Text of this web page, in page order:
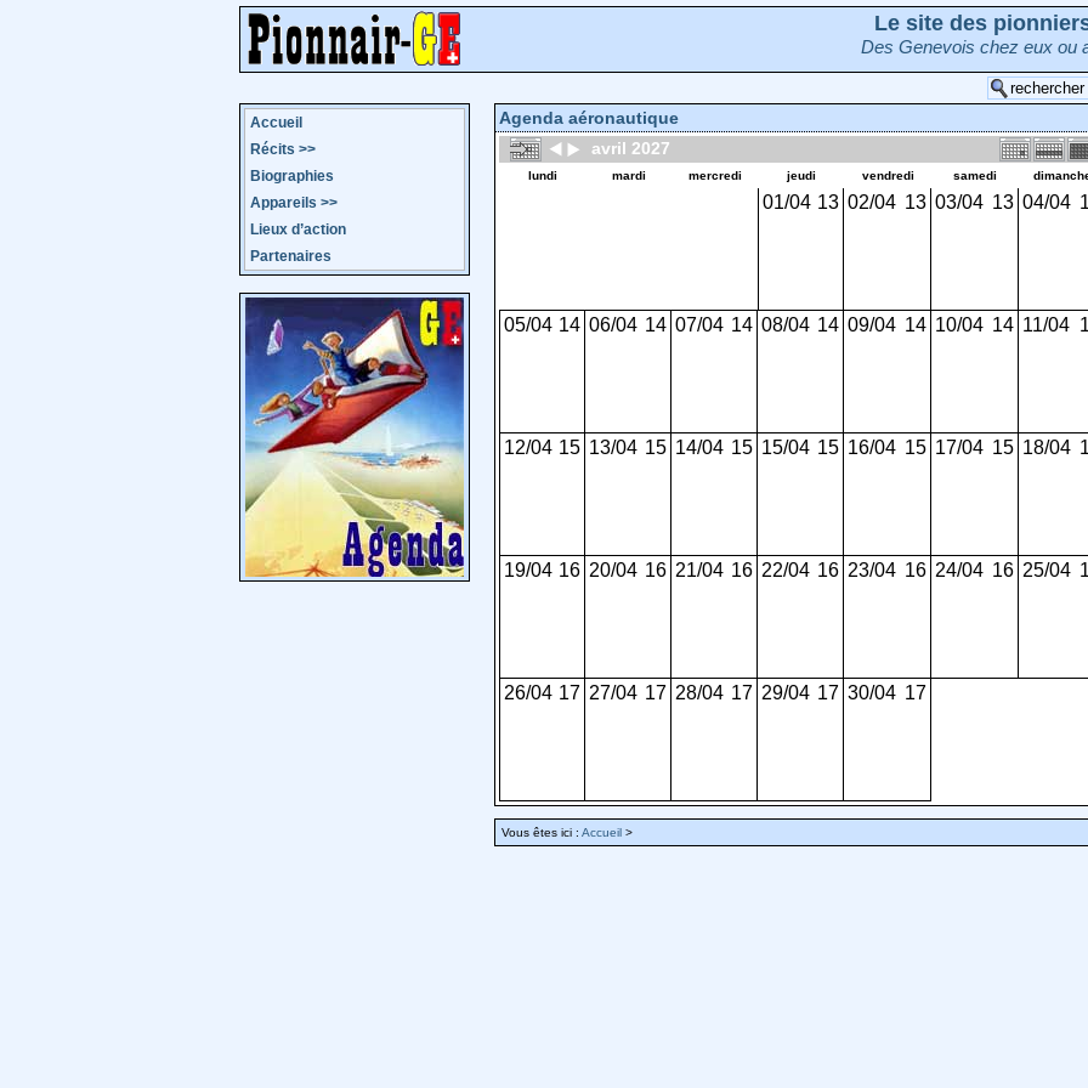
Le site des
Des Genevois chez eux ou
Accueil
Récits >>
Biographies
Appareils >>
Lieux d’action
Partenaires
Agenda aéronautique
avril 2027
lundi mardi mercredi jeudi vendredi samedi
01/04 13 02/04 13 03/04 13 04/04
05/04 14 06/04 14 07/04 14 08/04 14 09/04 14 10/04 14 11/04
12/04 15 13/04 15 14/04 15 15/04 15 16/04 15 17/04 15 18/04
19/04 16 20/04 16 21/04 16 22/04 16 23/04 16 24/04 16 25/04
26/04 17 27/04 17 28/04 17 29/04 17 30/04 17
Vous êtes ici : Accueil >